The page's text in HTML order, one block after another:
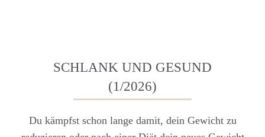
SCHLANK UND GESUND
(1/2026)
Du kämpfst schon lange damit, dein Gewicht zu